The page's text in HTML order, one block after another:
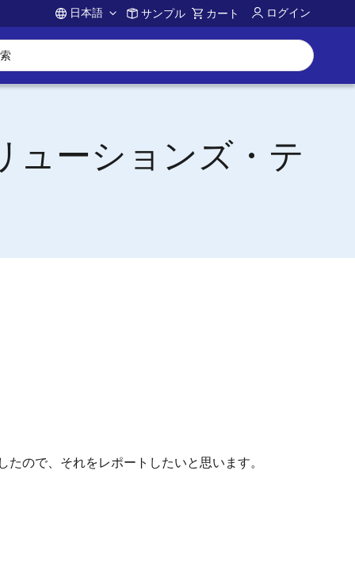
Account
日本語 サンプル カート ログイン
ーションズ・テ
ので、それをレポートしたいと思います。